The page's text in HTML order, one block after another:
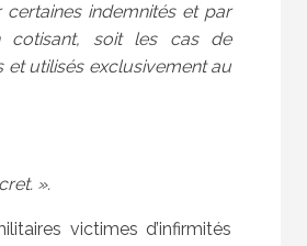
indemnités et par
cotisant, soit les cas de
et utilisés exclusivement au
».
victimes d’infirmités